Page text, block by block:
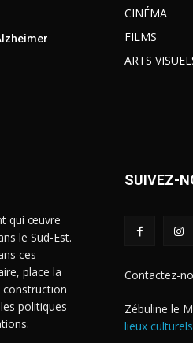
CINÉMA
FILMS
ARTS
qui œuvre
le Sud-Est.
ces
place la
politiques
SUIVEZ-
Contactez-
Zébuline le
lieux